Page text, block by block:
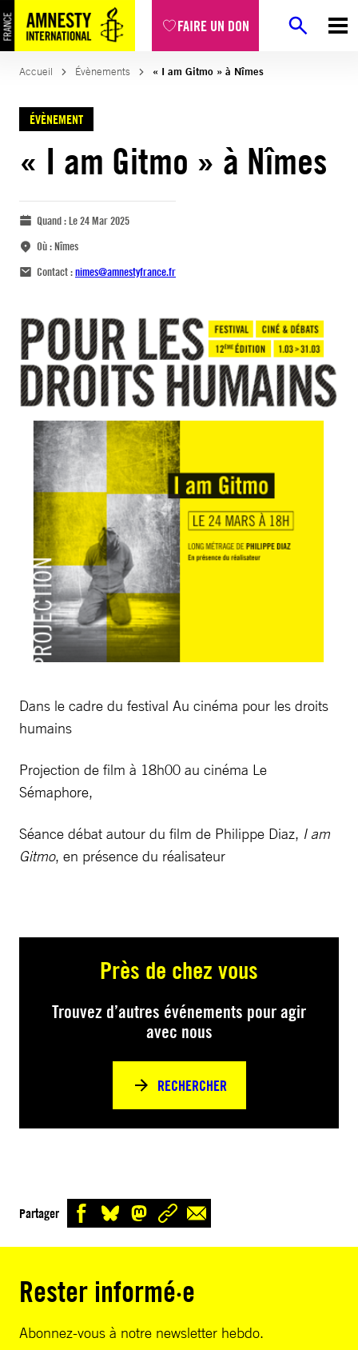
FAIRE UN DON
Accueil Évènements « I am Gitmo » à Nîmes
ÉVÈNEMENT
« I am Gitmo » à Nîmes
Quand :Le 24 Mar 2025
Où :Nîmes
Contact :nimes@amnestyfrance.fr
Dans le cadre du festival Au cinéma pour les droits
humains
Projection de film à 18h00 au cinéma Le
Sémaphore,
Séance débat autour du film de Philippe Diaz, I am
Gitmo, en présence du réalisateur
Près de chez vous
Trouvez d’autres événements pour agir
avec nous
RECHERCHER
Partager
Rester informé·e
Abonnez-vous à notre newsletter hebdo.